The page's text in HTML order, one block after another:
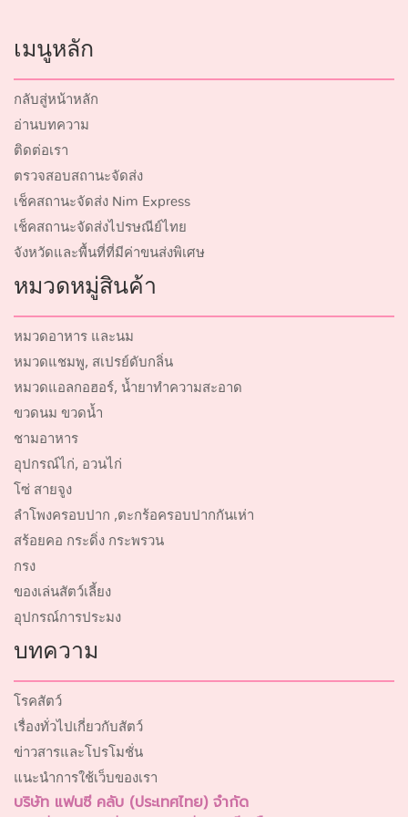
เมนูหลัก
กลับสู่หน้าหลัก
อ่านบทความ
ติดต่อเรา
ตรวจสอบสถานะจัดส่ง
เช็คสถานะจัดส่ง Nim Express
เช็คสถานะจัดส่งไปรษณีย์ไทย
จังหวัดและพื้นที่ที่มีค่าขนส่งพิเศษ
หมวดหมู่สินค้า
หมวดอาหาร และนม
หมวดแชมพู, สเปรย์ดับกลิ่น
หมวดแอลกอฮอร์, น้ำยาทำความสะอาด
ขวดนม ขวดน้ำ
ชามอาหาร
อุปกรณ์ไก่, อวนไก่
โซ่ สายจูง
ลำโพงครอบปาก ,ตะกร้อครอบปากกันเห่า
สร้อยคอ กระดิ่ง กระพรวน
กรง
ของเล่นสัตว์เลี้ยง
อุปกรณ์การประมง
บทความ
โรคสัตว์
เรื่องทั่วไปเกี่ยวกับสัตว์
ข่าวสารและโปรโมชั่น
แนะนำการใช้เว็บของเรา
บริษัท แฟนซี คลับ (ประเทศไทย) จำกัด